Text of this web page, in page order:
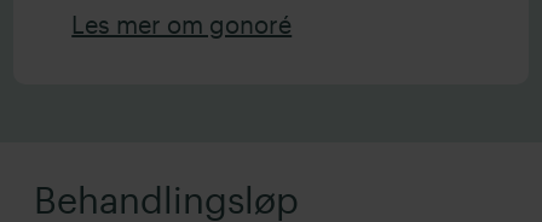
Les mer om gonoré
Behandlingsløp